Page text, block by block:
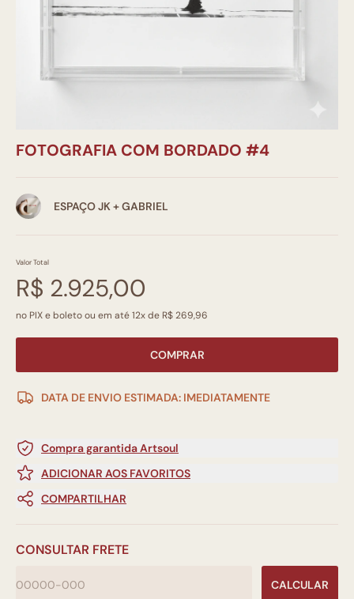
FOTOGRAFIA COM BORDADO #4
ESPAÇO JK + GABRIEL
Valor Total
R$ 2.925,00
no PIX e boleto ou em até 12x de R$ 269,96
COMPRAR
DATA DE ENVIO ESTIMADA: IMEDIATAMENTE
Compra garantida Artsoul
ADICIONAR AOS FAVORITOS
COMPARTILHAR
CONSULTAR FRETE
CALCULAR